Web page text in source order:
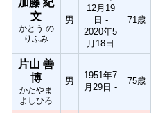
文
かとう の
りふみ
男
12月19
日 -
2020年5
月18日
71歳
片山 善
博
かたやま
よしひろ
男
1951年7
月29日 -
75歳